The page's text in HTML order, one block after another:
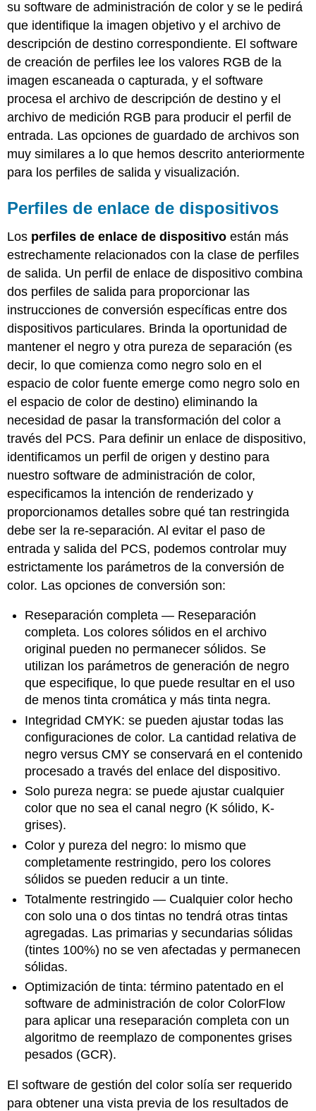
su software de administración de color y se le pedirá
que identifique la imagen objetivo y el archivo de
descripción de destino correspondiente. El software
de creación de perfiles lee los valores RGB de la
imagen escaneada o capturada, y el software
procesa el archivo de descripción de destino y el
archivo de medición RGB para producir el perfil de
entrada. Las opciones de guardado de archivos son
muy similares a lo que hemos descrito anteriormente
para los perfiles de salida y visualización.
Perfiles de enlace de dispositivos
Los perfiles de enlace de dispositivo están más
estrechamente relacionados con la clase de perfiles
de salida. Un perfil de enlace de dispositivo combina
dos perfiles de salida para proporcionar las
instrucciones de conversión específicas entre dos
dispositivos particulares. Brinda la oportunidad de
mantener el negro y otra pureza de separación (es
decir, lo que comienza como negro solo en el
espacio de color fuente emerge como negro solo en
el espacio de color de destino) eliminando la
necesidad de pasar la transformación del color a
través del PCS. Para definir un enlace de dispositivo,
identificamos un perfil de origen y destino para
nuestro software de administración de color,
especificamos la intención de renderizado y
proporcionamos detalles sobre qué tan restringida
debe ser la re-separación. Al evitar el paso de
entrada y salida del PCS, podemos controlar muy
estrictamente los parámetros de la conversión de
color. Las opciones de conversión son:
Reseparación completa — Reseparación
completa. Los colores sólidos en el archivo
original pueden no permanecer sólidos. Se
utilizan los parámetros de generación de negro
que especifique, lo que puede resultar en el uso
de menos tinta cromática y más tinta negra.
Integridad CMYK: se pueden ajustar todas las
configuraciones de color. La cantidad relativa de
negro versus CMY se conservará en el contenido
procesado a través del enlace del dispositivo.
Solo pureza negra: se puede ajustar cualquier
color que no sea el canal negro (K sólido, K-
grises).
Color y pureza del negro: lo mismo que
completamente restringido, pero los colores
sólidos se pueden reducir a un tinte.
Totalmente restringido — Cualquier color hecho
con solo una o dos tintas no tendrá otras tintas
agregadas. Las primarias y secundarias sólidas
(tintes 100%) no se ven afectadas y permanecen
sólidas.
Optimización de tinta: término patentado en el
software de administración de color ColorFlow
para aplicar una reseparación completa con un
algoritmo de reemplazo de componentes grises
pesados (GCR).
El software de gestión del color solía ser requerido
para obtener una vista previa de los resultados de